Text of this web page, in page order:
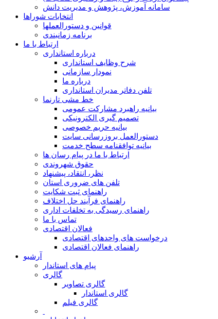
سامانه آموزش، پژوهش و مدیریت دانش
انتخابات شوراها
قوانین و دستورالعملها
برنامه زمانبندی
ارتباط با ما
درباره استانداری
شرح وظایف استانداری
نمودار سازمانی
درباره ما
تلفن دفاتر مدیران استانداری
خط مشی تارنما
بیانیه راهبرد مشارکت عمومی
تصمیم گیری الکترونیکی
بیانیه حریم خصوصی
دستورالعمل بروزرسانی سایت
بیانیه توافقنامه سطح خدمت
ارتباط با ما در پیام رسان ها
حقوق شهروندی
نظر، انتقاد، پیشنهاد
تلفن های ضروری استان
راهنمای ثبت شکایت
راهنمای فرآیند حل اختلاف
راهنمای رسیدگی به تخلفات اداری
تماس با ما
فعالان اقتصادی
درخواست های واحدهای اقتصادی
راهنمای فعالان اقتصادی
آرشیو
پیام های استاندار
گالری
گالری تصاویر
گالری استاندار
گالری فیلم